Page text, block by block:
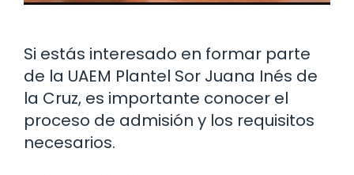
Si estás interesado en formar parte
de la UAEM Plantel Sor Juana Inés de
la Cruz, es importante conocer el
proceso de admisión y los requisitos
necesarios.